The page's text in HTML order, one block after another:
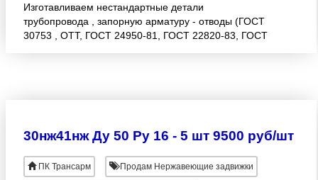
Изготавливаем нестандартные детали
трубопровода , запорную арматуру - отводы (ГОСТ
30753 , ОТТ, ГОСТ 24950-81, ГОСТ 22820-83, ГОСТ
30нж41нж Ду 50 Ру 16 - 5 шт 9500 руб/шт
ПК Трансарм Продам Нержавеющие задвижки